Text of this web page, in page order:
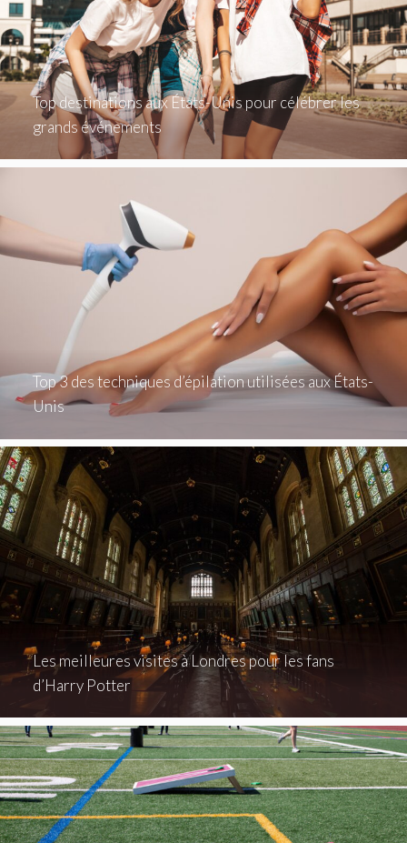
Top destinations aux États-Unis pour célébrer les
grands événements
Top 3 des techniques d’épilation utilisées aux États-
Unis
Les meilleures visites à Londres pour les fans
d’Harry Potter